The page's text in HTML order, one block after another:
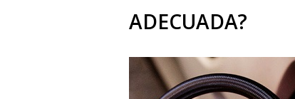
ADECUADA?